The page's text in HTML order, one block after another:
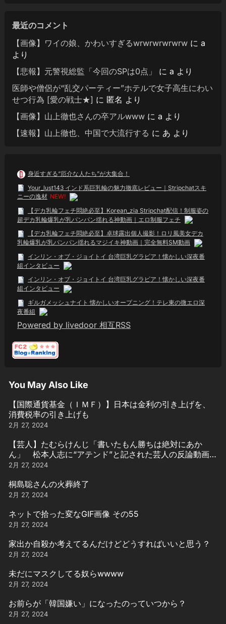
最近のコメント
【画像】ワイの娘、かわいすぎるwrwrwrwrwrwに a
より
【悲報】元警視総監「今回のSPは0点」
に a より
医師や僧侶が“乱交パーティー”ホテルで女子高生にわい
せつ行為 [愛の戦士★] に 匿名 より
【画像】山上徹也さんの卒アルwwwに a より
【速報】山上徹也、中国で大流行する に あ より
身近すぎる“厄介な人たち”が大集合！
Your_lust143 インド系巨乳輪の魅力徹底レビュー｜Stripchatスキ
ニーの逸材 NEW!
【デカ乳輪フェチ悶絶必至】Korean_zia Stripchat配信！制服姿の
超デカ乳輪爆乳が乳パンパン揺れる神動画｜エロ制服フェチ
【デカ乳輪フェチ悶絶必至】卓球露出個人撮影！ロリ風美女デカ
乳輪爆乳が乳パンパン揺れるマジイキ神動画｜完全無料SM動画
インリン・オブ・ジョイトイ 台湾巨乳グラビア！懐かしい深夜番
組インタビュー
インリン・オブ・ジョイトイ 台湾巨乳グラビア！懐かしい深夜番
組インタビュー
ギルガメッシュナイト 懐かしいオープニング！テレ東の微エロ深
夜番組
Powered by livedoor 相互RSS
You May Also Like
【国際通貨基金（ＩＭＦ）】日本は金利の引き上げを、
消費税率の引き上げも
2月 27, 2024
【芸人】たむらけんじ「書いたもん勝ちは絶対にあか
ん」 松本人志に“アテンド”と記された芸人の反論動画引
用
2月 27, 2024
桐島聡さんの火葬終了
2月 27, 2024
ネットで拾った変なGIF画像 その55
2月 27, 2024
家出か自殺か考えてるんだけどどうすればいいと思う？
2月 27, 2024
未だにマスクしてる奴らwwww
2月 27, 2024
お前らが「韓国嫌い」になったのっていつから？
2月 27, 2024